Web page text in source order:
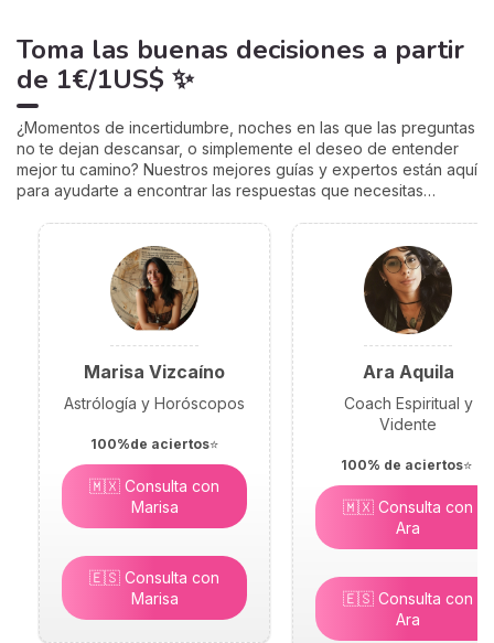
Toma las buenas decisiones a partir
de 1€/1US$ ✨
¿Momentos de incertidumbre, noches en las que las preguntas
no te dejan descansar, o simplemente el deseo de entender
mejor tu camino? Nuestros mejores guías y expertos están aquí
para ayudarte a encontrar las respuestas que necesitas…
Marisa Vizcaíno
Astrólogía y Horóscopos
100%de aciertos⭐
🇲🇽 Consulta con
Marisa
🇪🇸 Consulta con
Marisa
Ara Aquila
Coach Espiritual y
Vidente
100% de aciertos⭐
🇲🇽 Consulta con
Ara
🇪🇸 Consulta con
Ara